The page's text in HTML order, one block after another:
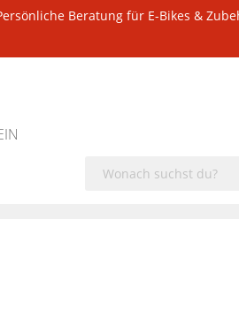
Beratung für E-Bikes &